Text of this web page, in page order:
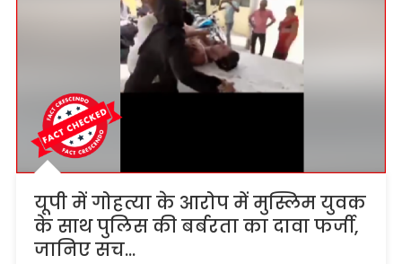
यूपी में गोहत्या के आरोप में मुस्लिम युवक
के साथ पुलिस की बर्बरता का दावा फर्जी,
जानिए सच…